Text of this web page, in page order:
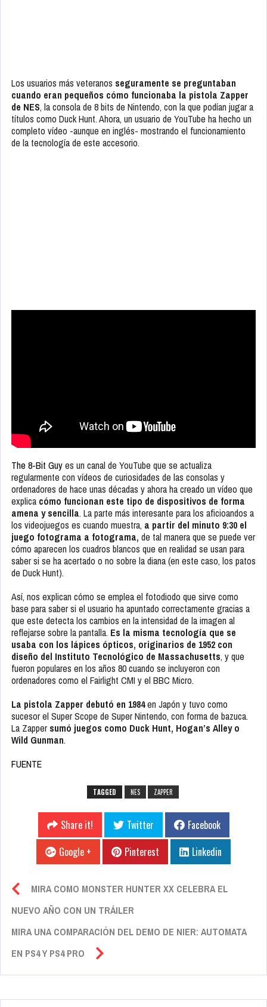
Los usuarios más veteranos seguramente se preguntaban
cuando eran pequeños cómo funcionaba la pistola Zapper
de NES, la consola de 8 bits de Nintendo, con la que podían jugar a
títulos como Duck Hunt. Ahora, un usuario de YouTube ha hecho un
completo vídeo -aunque en inglés- mostrando el funcionamiento
de la tecnología de este accesorio.
The 8-Bit Guyes un canal de YouTube que se actualiza
regularmente con vídeos de curiosidades de las consolas y
ordenadores de hace unas décadas y ahora ha creado un vídeo que
explica cómo funcionan este tipo de dispositivos de forma
amena y sencilla. La parte más interesante para los aficioandos a
los videojuegos es cuando muestra, a partir del minuto 9:30 el
juego fotograma a fotograma, de tal manera que se puede ver
cómo aparecen los cuadros blancos que en realidad se usan para
saber si se ha acertado o no sobre la diana (en este caso, los patos
de Duck Hunt).
Así, nos explican cómo se emplea el fotodiodo que sirve como
base para saber si el usuario ha apuntado correctamente gracias a
que este detecta los cambios en la intensidad de la imagen al
reflejarse sobre la pantalla. Es la misma tecnología que se
usaba con los lápices ópticos, originarios de 1952 con
diseño del Instituto Tecnológico de Massachusetts, y que
fueron populares en los años 80 cuando se incluyeron con
ordenadores como el Fairlight CMI y el BBC Micro.
La pistola Zapper debutó en 1984en Japón y tuvo como
sucesor el Super Scope de Super Nintendo, con forma de bazuca.
La Zapper sumó juegos como Duck Hunt, Hogan’s Alley o
Wild Gunman.
FUENTE
TAGGED NES ZAPPER
Share it! Twitter
Facebook
Google +
Pinterest Linkedin
MIRA COMO MONSTER HUNTER XX CELEBRA EL
NUEVO AÑO CON UN TRÁILER
MIRA UNA COMPARACIÓN DEL DEMO DE NIER: AUTOMATA
EN PS4 Y PS4 PRO